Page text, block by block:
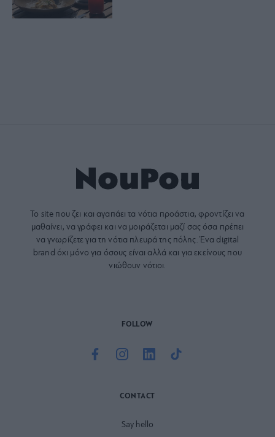
Το site που ζει και αγαπάει τα νότια προάστια, φροντίζει να
μαθαίνει, να γράφει και να μοιράζεται μαζί σας όσα πρέπει
να γνωρίζετε για τη νότια πλευρά της πόλης. Ένα digital
brand όχι μόνο για όσους είναι αλλά και για εκείνους που
νιώθουν νότιοι.
FOLLOW
CONTACT
Say hello